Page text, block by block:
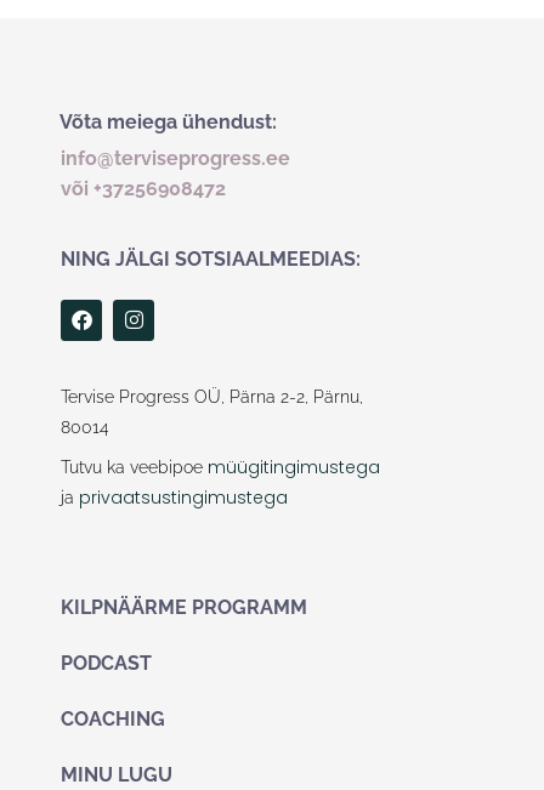
Võta meiega ühendust:
info@terviseprogress.ee
või +37256908472
NING JÄLGI SOTSIAALMEEDIAS:
F
a
c
b
o
o
I
n
s
a
g
m
Tervise Progress OÜ, Pärna 2-2, Pärnu,
80014
Tutvu ka veebipoe müügitingimustega
ja privaatsustingimustega
KILPNÄÄRME PROGRAMM
PODCAST
COACHING
MINU LUGU